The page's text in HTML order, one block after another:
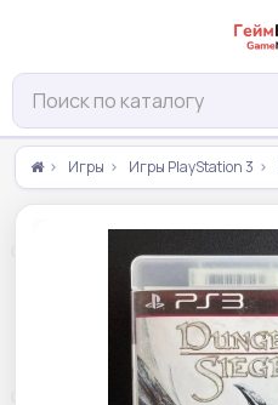
Игры Игры PlayStation 3